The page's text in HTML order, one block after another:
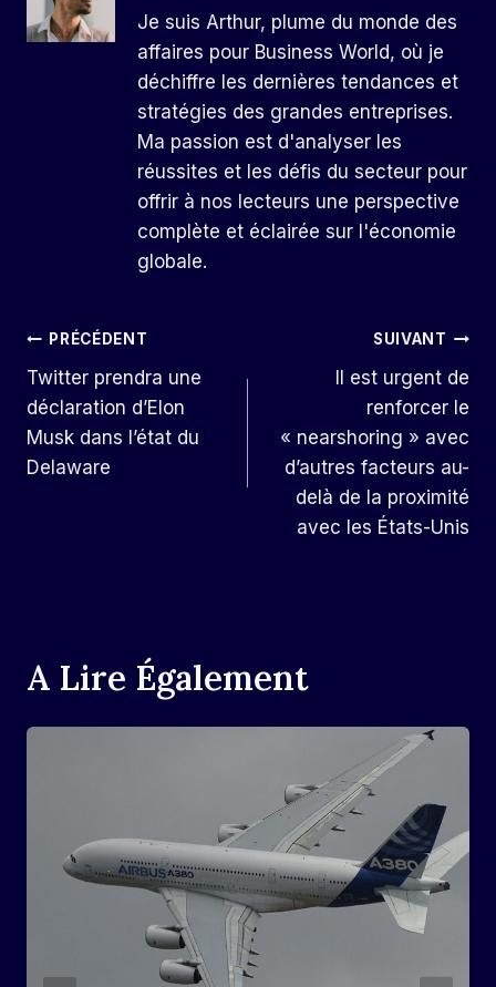
Je suis Arthur, plume du monde des
affaires pour Business World, où je
déchiffre les dernières tendances et
stratégies des grandes entreprises.
Ma passion est d'analyser les
réussites et les défis du secteur pour
offrir à nos lecteurs une perspective
complète et éclairée sur l'économie
globale.
Navigation
De
L’article
PRÉCÉDENT
Twitter prendra une
déclaration d’Elon
Musk dans l’état du
Delaware
SUIVANT
Il est urgent de
renforcer le
« nearshoring » avec
d’autres facteurs au-
delà de la proximité
avec les États-Unis
A Lire Également